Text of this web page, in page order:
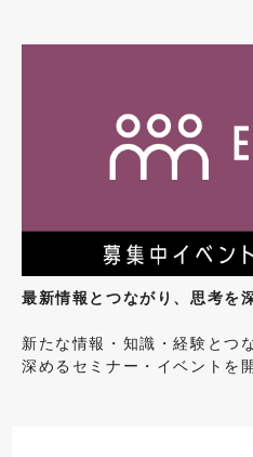
最新情報とつながり、思考を
新たな情報・知識・経験とつ
深めるセミナー・イベントを